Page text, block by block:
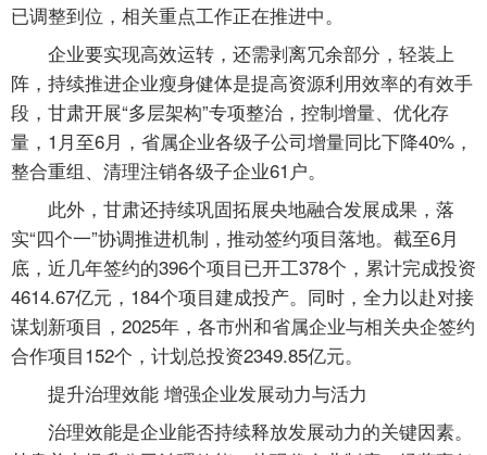
已调整到位，相关重点工作正在推进中。
企业要实现高效运转，还需剥离冗余部分，轻装上
阵，持续推进企业瘦身健体是提高资源利用效率的有效手
段，甘肃开展“多层架构”专项整治，控制增量、优化存
量，1月至6月，省属企业各级子公司增量同比下降40%，
整合重组、清理注销各级子企业61户。
此外，甘肃还持续巩固拓展央地融合发展成果，落
实“四个一”协调推进机制，推动签约项目落地。截至6月
底，近几年签约的396个项目已开工378个，累计完成投资
4614.67亿元，184个项目建成投产。同时，全力以赴对接
谋划新项目，2025年，各市州和省属企业与相关央企签约
合作项目152个，计划总投资2349.85亿元。
提升治理效能 增强企业发展动力与活力
治理效能是企业能否持续释放发展动力的关键因素。